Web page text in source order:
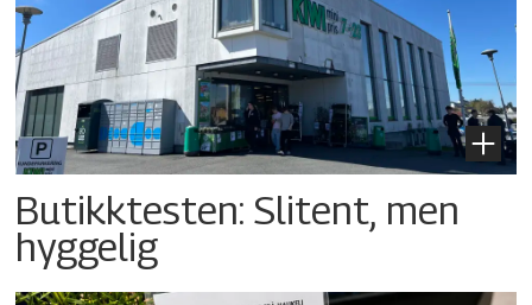
Butikktesten: Slitent, men
hyggelig